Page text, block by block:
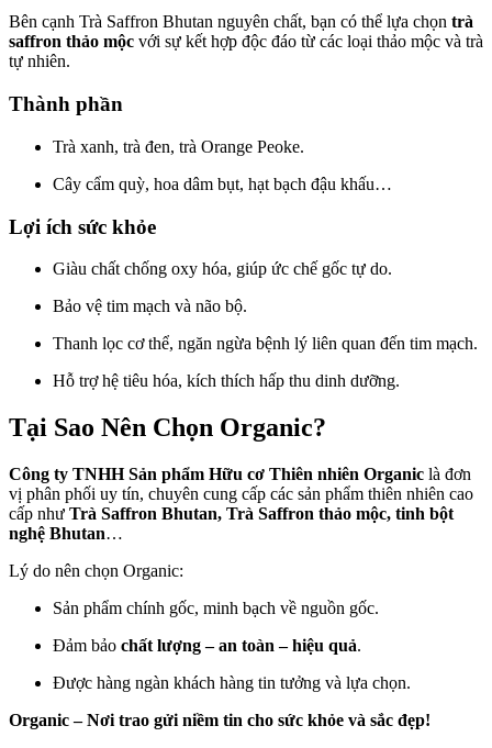
Bên cạnh Trà Saffron Bhutan nguyên chất, bạn có thể lựa chọn trà
saffron thảo mộc với sự kết hợp độc đáo từ các loại thảo mộc và trà
tự nhiên.
Thành phần
Trà xanh, trà đen, trà Orange Peoke.
Cây cẩm quỳ, hoa dâm bụt, hạt bạch đậu khấu…
Lợi ích sức khỏe
Giàu chất chống oxy hóa, giúp ức chế gốc tự do.
Bảo vệ tim mạch và não bộ.
Thanh lọc cơ thể, ngăn ngừa bệnh lý liên quan đến tim mạch.
Hỗ trợ hệ tiêu hóa, kích thích hấp thu dinh dưỡng.
Tại Sao Nên Chọn Organic?
Công ty TNHH Sản phẩm Hữu cơ Thiên nhiên Organic là đơn
vị phân phối uy tín, chuyên cung cấp các sản phẩm thiên nhiên cao
cấp như Trà Saffron Bhutan, Trà Saffron thảo mộc, tinh bột
nghệ Bhutan…
Lý do nên chọn Organic:
Sản phẩm chính gốc, minh bạch về nguồn gốc.
Đảm bảo chất lượng – an toàn – hiệu quả.
Được hàng ngàn khách hàng tin tưởng và lựa chọn.
Organic – Nơi trao gửi niềm tin cho sức khỏe và sắc đẹp!